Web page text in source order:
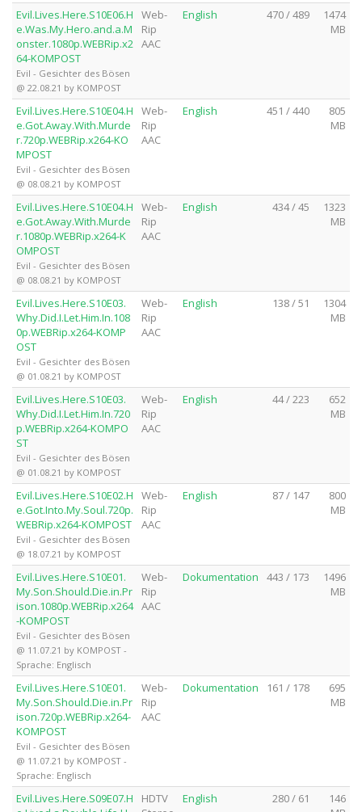
Evil.Lives.Here.S10E06.H
e.Was.My.Hero.and.a.M
onster.1080p.WEBRip.x2
64-KOMPOST
Evil - Gesichter des Bösen
@ 22.08.21 by KOMPOST
Web-
Rip
AAC
English 470 / 489
1474
MB
Evil.Lives.Here.S10E04.H
e.Got.Away.With.Murde
r.720p.WEBRip.x264-KO
MPOST
Evil - Gesichter des Bösen
@ 08.08.21 by KOMPOST
Web-
Rip
AAC
English 451 / 440
805
MB
Evil.Lives.Here.S10E04.H
e.Got.Away.With.Murde
r.1080p.WEBRip.x264-K
OMPOST
Evil - Gesichter des Bösen
@ 08.08.21 by KOMPOST
Web-
Rip
AAC
English 434 / 45
1323
MB
Evil.Lives.Here.S10E03.
Why.Did.I.Let.Him.In.108
0p.WEBRip.x264-KOMP
OST
Evil - Gesichter des Bösen
@ 01.08.21 by KOMPOST
Web-
Rip
AAC
English 138 / 51
1304
MB
Evil.Lives.Here.S10E03.
Why.Did.I.Let.Him.In.720
p.WEBRip.x264-KOMPO
ST
Evil - Gesichter des Bösen
@ 01.08.21 by KOMPOST
Web-
Rip
AAC
English 44 / 223
652
MB
Evil.Lives.Here.S10E02.H
e.Got.Into.My.Soul.720p.
WEBRip.x264-KOMPOST
Evil - Gesichter des Bösen
@ 18.07.21 by KOMPOST
Web-
Rip
AAC
English 87 / 147
800
MB
Evil.Lives.Here.S10E01.
My.Son.Should.Die.in.Pr
ison.1080p.WEBRip.x264
-KOMPOST
Evil - Gesichter des Bösen
@ 11.07.21 by KOMPOST -
Sprache: Englisch
Web-
Rip
AAC
Dokumentation 443 / 173
1496
MB
Evil.Lives.Here.S10E01.
My.Son.Should.Die.in.Pr
ison.720p.WEBRip.x264-
KOMPOST
Evil - Gesichter des Bösen
@ 11.07.21 by KOMPOST -
Sprache: Englisch
Web-
Rip
AAC
Dokumentation 161 / 178
695
MB
Evil.Lives.Here.S09E07.H
HDTV
English 280 / 61
146